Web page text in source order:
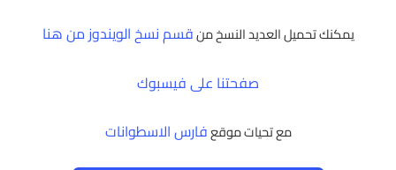
العديد النسخ منقسم نسخ الويندوز من هنا
صفحتنا على فيسبوك
مع تحيات موقعفارس الاسطوانات